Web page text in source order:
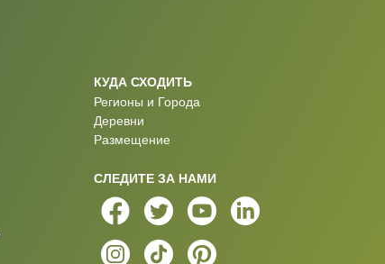
КУДА СХОДИТЬ
Регионы и Города
Деревни
Размещение
СЛЕДИТЕ ЗА НАМИ